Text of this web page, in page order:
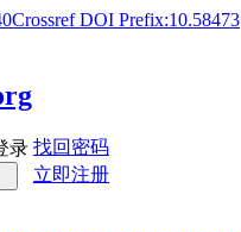
Crossref DOI Prefix:10.58473
录 找回密码
立即注册